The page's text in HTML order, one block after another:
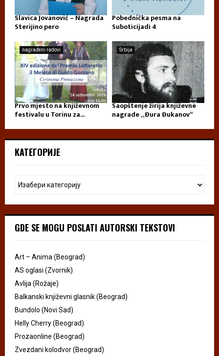
Slavica Jovanović – Nagrada
Sterijino pero
Pobednička pesma na
Suboticijadi 4
nagrađeni radovi
Prvo mjesto na književnom
festivalu u Torinu za...
Srbija
Saopštenje žirija književne
nagrade „Đura Đukanov“
КАТЕГОРИЈЕ
GDE SE MOGU POSLATI AUTORSKI TEKSTOVI
Art – Anima (Beograd)
AS oglasi (Zvornik)
Avlija (Rožaje)
Balkanski književni glasnik (Beograd)
Bundolo (Novi Sad)
Helly Cherry (Beograd)
Prozaonline (Beograd)
Zvezdani kolodvor (Beograd)